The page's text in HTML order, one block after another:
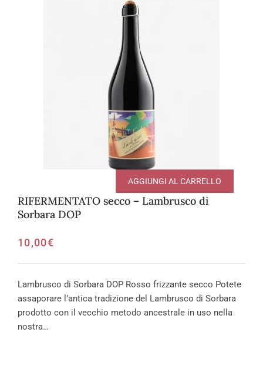
RIFERMENTATO secco – Lambrusco di
Sorbara DOP
10,00€
AGGIUNGI AL CARRELLO
Lambrusco di Sorbara DOP Rosso frizzante secco Potete
assaporare l’antica tradizione del Lambrusco di Sorbara
prodotto con il vecchio metodo ancestrale in uso nella
nostra…